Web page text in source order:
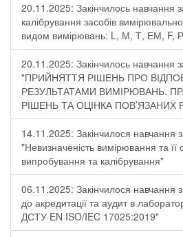
20.11.2025: Закінчилось навчання
калібрування засобів
видом вимірювань: L, М, Т, ЕМ, F,
20.11.2025: Закінчилось навчання
"ПРИЙНЯТТЯ РІШЕНЬ ПРО
РЕЗУЛЬТАТАМИ ВИМІРЮВАНЬ.
РІШЕНЬ ТА ОЦІНКА ПОВ’ЯЗАНИХ
14.11.2025: Закінчилося навчання
"Невизначеність вимірювання та її
випробування та калібрування"
06.11.2025: Закінчилося навчання
до акредитації та аудит в
ДСТУ EN ISO/IEC 17025:2019"